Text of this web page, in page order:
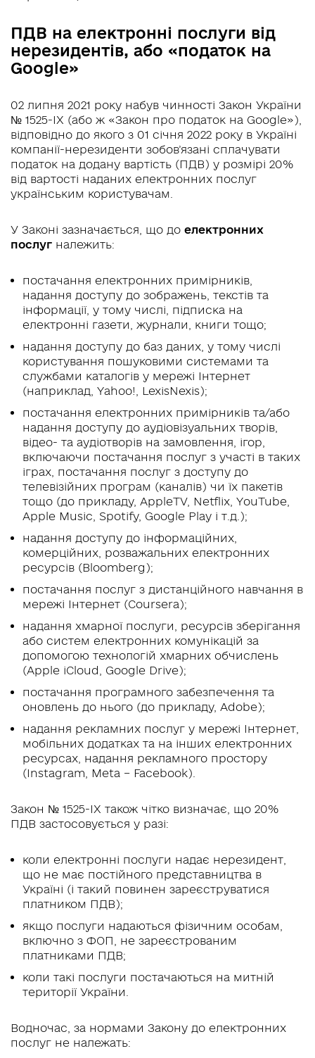
ПДВ на електронні послуги від
нерезидентів, або «податок на
Google»
02 липня 2021 року набув чинності Закон України
№ 1525-ІХ (або ж «Закон про податок на Google»),
відповідно до якого з 01 січня 2022 року в Україні
компанії-нерезиденти зобов’язані сплачувати
податок на додану вартість (ПДВ) у розмірі 20%
від вартості наданих електронних послуг
українським користувачам.
У Законі зазначається, що до електронних
послуг належить:
постачання електронних примірників,
надання доступу до зображень, текстів та
інформації, у тому числі, підписка на
електронні газети, журнали, книги тощо;
надання доступу до баз даних, у тому числі
користування пошуковими системами та
службами каталогів у мережі Інтернет
(наприклад, Yahoo!, LexisNexis);
постачання електронних примірників та/або
надання доступу до аудіовізуальних творів,
відео- та аудіотворів на замовлення, ігор,
включаючи постачання послуг з участі в таких
іграх, постачання послуг з доступу до
телевізійних програм (каналів) чи їх пакетів
тощо (до прикладу, AppleTV, Netflix, YouTube,
Apple Music, Spotify, Google Play і т.д.);
надання доступу до інформаційних,
комерційних, розважальних електронних
ресурсів (Bloomberg);
постачання послуг з дистанційного навчання в
мережі Інтернет (Coursera);
надання хмарної послуги, ресурсів зберігання
або систем електронних комунікацій за
допомогою технологій хмарних обчислень
(Apple iCloud, Google Drive);
постачання програмного забезпечення та
оновлень до нього (до прикладу, Adobe);
надання рекламних послуг у мережі Інтернет,
мобільних додатках та на інших електронних
ресурсах, надання рекламного простору
(Instagram, Meta – Facebook).
Закон № 1525-ІХ також чітко визначає, що 20%
ПДВ застосовується у разі:
коли електронні послуги надає нерезидент,
що не має постійного представництва в
Україні (і такий повинен зареєструватися
платником ПДВ);
якщо послуги надаються фізичним особам,
включно з ФОП, не зареєстрованим
платниками ПДВ;
коли такі послуги постачаються на митній
території України.
Водночас, за нормами Закону до електронних
послуг не належать: